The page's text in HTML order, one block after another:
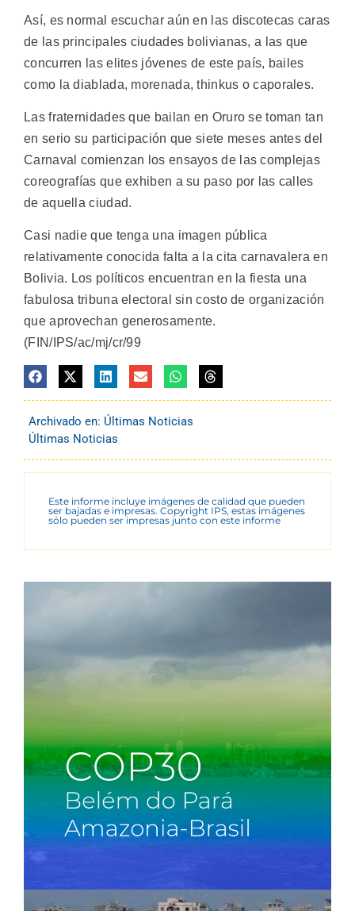
Así, es normal escuchar aún en las discotecas caras
de las principales ciudades bolivianas, a las que
concurren las elites jóvenes de este país, bailes
como la diablada, morenada, thinkus o caporales.
Las fraternidades que bailan en Oruro se toman tan
en serio su participación que siete meses antes del
Carnaval comienzan los ensayos de las complejas
coreografías que exhiben a su paso por las calles
de aquella ciudad.
Casi nadie que tenga una imagen pública
relativamente conocida falta a la cita carnavalera en
Bolivia. Los políticos encuentran en la fiesta una
fabulosa tribuna electoral sin costo de organización
que aprovechan generosamente.
(FIN/IPS/ac/mj/cr/99
Archivado en: Últimas Noticias
Últimas Noticias
Este informe incluye imágenes de calidad que pueden
ser bajadas e impresas. Copyright IPS, estas imágenes
sólo pueden ser impresas junto con este informe